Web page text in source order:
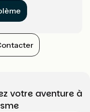
votre aventure à